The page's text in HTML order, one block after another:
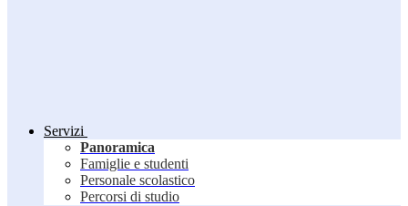
Servizi
Panoramica
Famiglie e studenti
Personale scolastico
Percorsi di studio